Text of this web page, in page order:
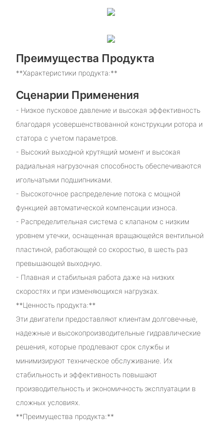
Преимущества Продукта
**Характеристики продукта:**
Сценарии Применения
- Низкое пусковое давление и высокая эффективность
благодаря усовершенствованной конструкции ротора и
статора с учетом параметров.
- Высокий выходной крутящий момент и высокая
радиальная нагрузочная способность обеспечиваются
игольчатыми подшипниками.
- Высокоточное распределение потока с мощной
функцией автоматической компенсации износа.
- Распределительная система с клапаном с низким
уровнем утечки, оснащенная вращающейся вентильной
пластиной, работающей со скоростью, в шесть раз
превышающей выходную.
- Плавная и стабильная работа даже на низких
скоростях и при изменяющихся нагрузках.
**Ценность продукта:**
Эти двигатели предоставляют клиентам долговечные,
надежные и высокопроизводительные гидравлические
решения, которые продлевают срок службы и
минимизируют техническое обслуживание. Их
стабильность и эффективность повышают
производительность и экономичность эксплуатации в
сложных условиях.
**Преимущества продукта:**